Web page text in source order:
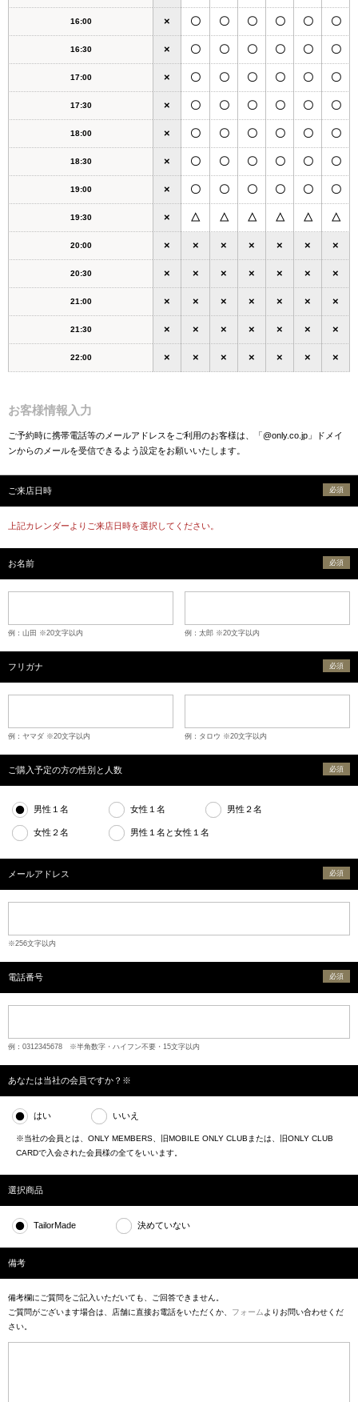
16:00 × 〇 〇 〇 〇 〇 〇
16:30 × 〇 〇 〇 〇 〇 〇
17:00 × 〇 〇 〇 〇 〇 〇
17:30 × 〇 〇 〇 〇 〇 〇
18:00 × 〇 〇 〇 〇 〇 〇
18:30 × 〇 〇 〇 〇 〇 〇
19:00 × 〇 〇 〇 〇 〇 〇
19:30 × △ △ △ △ △ △
20:00 × × × × × × ×
20:30 × × × × × × ×
21:00 × × × × × × ×
21:30 × × × × × × ×
22:00 × × × × × × ×
お客様情報入力
ご予約時に携帯電話等のメールアドレスをご利用のお客様は、「@only.co.jp」ドメイ
ンからのメールを受信できるよう設定をお願いいたします。
ご来店日時 必須
上記カレンダーよりご来店日時を選択してください。
お名前 必須
例：山田 ※20文字以内 例：太郎 ※20文字以内
フリガナ 必須
例：ヤマダ ※20文字以内 例：タロウ ※20文字以内
ご購入予定の方の性別と人数 必須
男性１名 女性１名 男性２名
女性２名 男性１名と女性１名
メールアドレス 必須
※256文字以内
電話番号 必須
例：0312345678 ※半角数字・ハイフン不要・15文字以内
あなたは当社の会員ですか？※
はい いいえ
※当社の会員とは、ONLY MEMBERS、旧MOBILE ONLY CLUBまたは、旧ONLY CLUB
CARDで入会された会員様の全てをいいます。
選択商品
TailorMade 決めていない
備考
備考欄にご質問をご記入いただいても、ご回答できません。
ご質問がございます場合は、店舗に直接お電話をいただくか、 フォーム よりお問い合わせくだ
さい。